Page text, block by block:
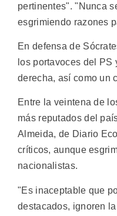
pertinentes". "Nunca
esgrimiendo razones
En defensa de
los portavoces del PS
derecha, así como un
Entre la veintena de
más reputados del
Almeida, de Diario
críticos, aunque
nacionalistas.
"Es inaceptable que
destacados, ignoren